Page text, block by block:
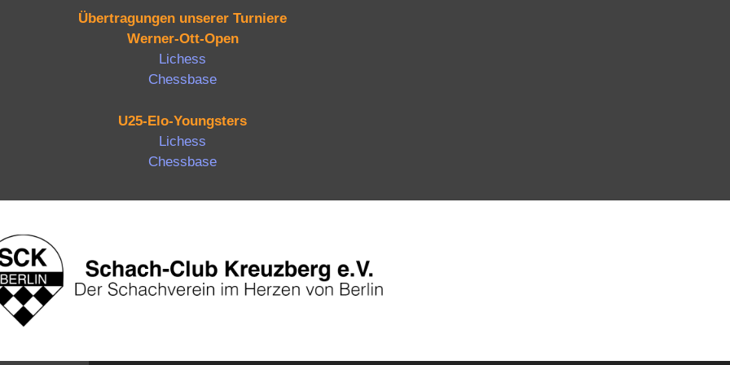
Übertragungen unserer Turniere
Werner-Ott-Open
Lichess
Chessbase
U25-Elo-Youngsters
Lichess
Chessbase